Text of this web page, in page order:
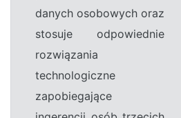
danych osobowych oraz
stosuje odpowiednie
rozwiązania
technologiczne
zapobiegające